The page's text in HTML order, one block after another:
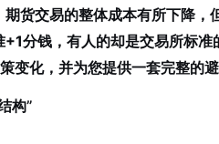
货交易的整体成本有所下降
+1分钱，有人的却是交易所标
变化，并为您提供一套完整的避
构”